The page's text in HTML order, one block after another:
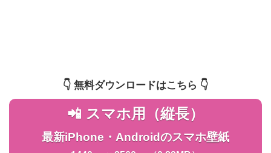
👇️ 無料ダウンロードはこちら 👇️
📲 スマホ用（縦長）
最新iPhone・Androidのスマホ壁紙